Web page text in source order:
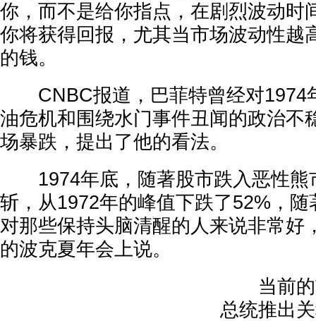
你，而不是给你指点，在剧烈波动时
你将获得回报，尤其当市场波动性越
的钱。
CNBC报道，巴菲特曾经对1974
油危机和围绕水门事件丑闻的政治不
场暴跌，提出了他的看法。
1974年底，随著股市跌入恶性熊
斩，从1972年的峰值下跌了52%，
对那些保持头脑清醒的人来说非常好
的波克夏年会上说。
当前的
总统推出